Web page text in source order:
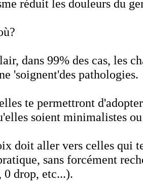
réduit les douleurs du
dans 99% des cas, les
'soignent'des pathologies.
te permettront
soient minimalistes
doit aller vers celles qui
sans forcément
drop, etc...).